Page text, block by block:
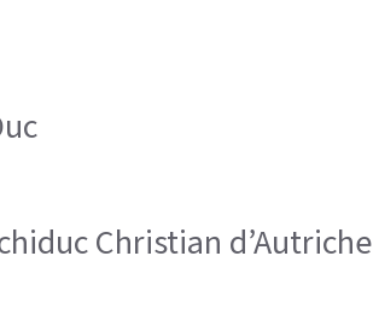
Christian d’Autriche